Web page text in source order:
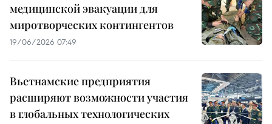
медицинской эвакуации для
миротворческих контингентов
19/06/2026 07:49
Вьетнамские предприятия
расширяют возможности участия
в глобальных технологических